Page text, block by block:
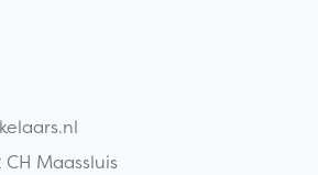
Maassluis